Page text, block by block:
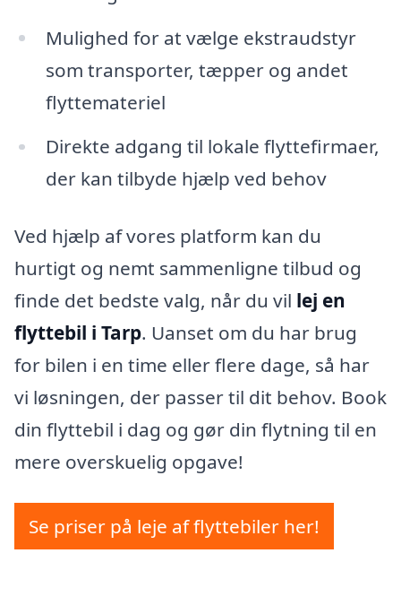
Mulighed for at vælge ekstraudstyr
som transporter, tæpper og andet
flyttemateriel
Direkte adgang til lokale flyttefirmaer,
der kan tilbyde hjælp ved behov
Ved hjælp af vores platform kan du
hurtigt og nemt sammenligne tilbud og
finde det bedste valg, når du vil lej en
flyttebil i Tarp. Uanset om du har brug
for bilen i en time eller flere dage, så har
vi løsningen, der passer til dit behov. Book
din flyttebil i dag og gør din flytning til en
mere overskuelig opgave!
Se priser på leje af flyttebiler her!